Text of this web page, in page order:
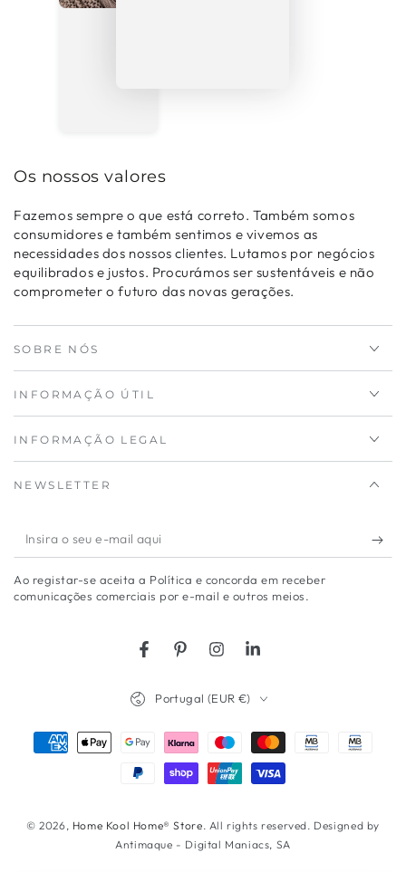
Os nossos valores
Fazemos sempre o que está correto. Também somos
consumidores e também sentimos e vivemos as
necessidades dos nossos clientes. Lutamos por negócios
equilibrados e justos. Procurámos ser sustentáveis e não
comprometer o futuro das novas gerações.
SOBRE NÓS
INFORMAÇÃO ÚTIL
INFORMAÇÃO LEGAL
NEWSLETTER
Insira
o
seu
Ao registar-se aceita a Política e concorda em receber
comunicações comerciais por e-mail e outros meios.
FacebookPinterestInstagramLinkedIn
© 2026, Home Kool Home® Store. All rights reserved. Designed by
Antimaque - Digital Maniacs, SA
Portugal (EUR €)
Métodos